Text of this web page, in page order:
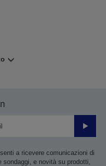
Invia
a ricevere comunicazioni di
e novità su prodotti,